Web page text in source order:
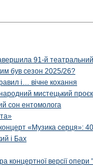
91-й
був сезон 2025/26?
і… вічне кохання
мистецький
сон ентомолога
«Музика серця»:
і Бах
концертної версії